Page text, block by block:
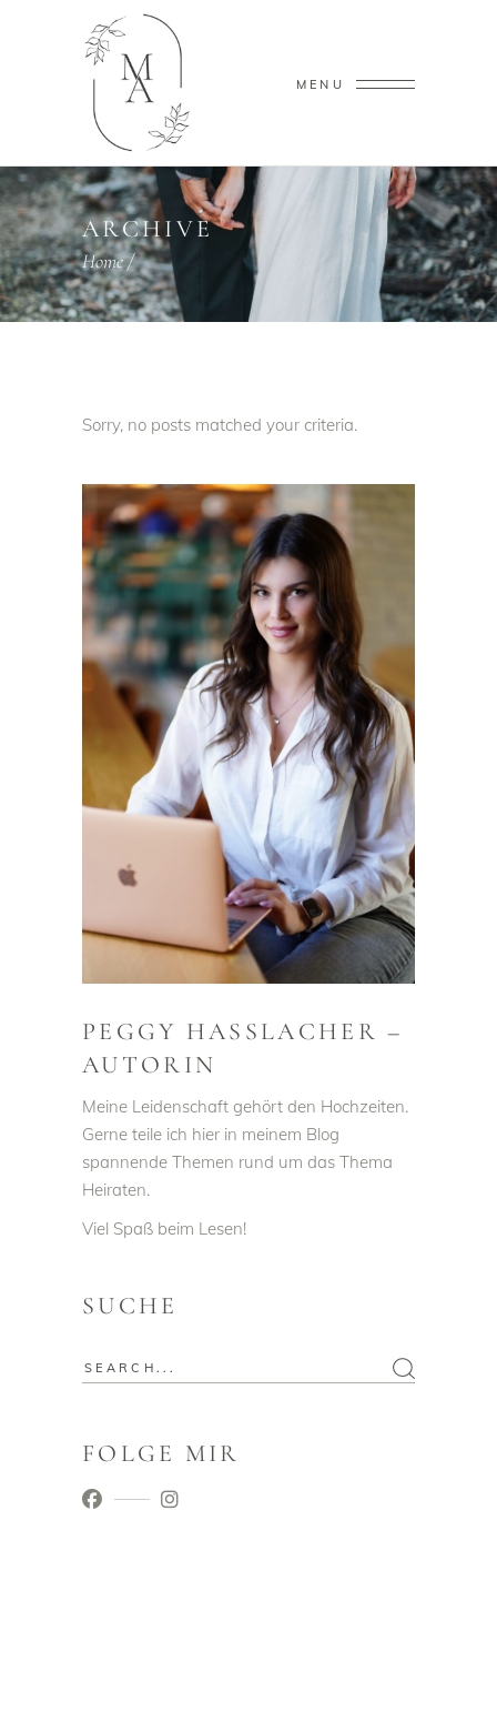
MENU
ARCHIVE
Home/
Sorry, no posts matched your criteria.
PEGGY HASSLACHER –
AUTORIN
Meine Leidenschaft gehört den Hochzeiten.
Gerne teile ich hier in meinem Blog
spannende Themen rund um das Thema
Heiraten.
Viel Spaß beim Lesen!
SUCHE
Search
FOLGE MIR